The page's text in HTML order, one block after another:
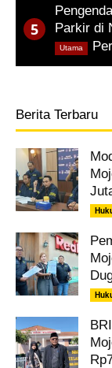
Parkir di
Utama
Berita Terbaru